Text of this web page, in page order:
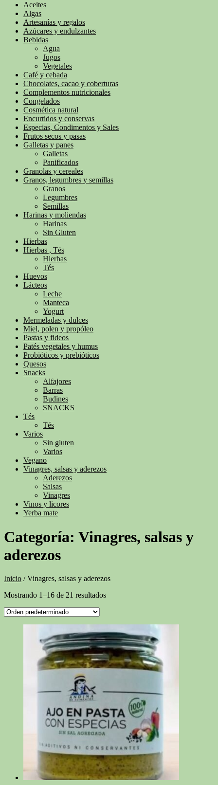
Aceites
Algas
Artesanías y regalos
Azúcares y endulzantes
Bebidas
Agua
Jugos
Vegetales
Café y cebada
Chocolates, cacao y coberturas
Complementos nutricionales
Congelados
Cosmética natural
Encurtidos y conservas
Especias, Condimentos y Sales
Frutos secos y pasas
Galletas y panes
Galletas
Panificados
Granolas y cereales
Granos, legumbres y semillas
Granos
Legumbres
Semillas
Harinas y moliendas
Harinas
Sin Gluten
Hierbas
Hierbas , Tés
Hierbas
Tés
Huevos
Lácteos
Leche
Manteca
Yogurt
Mermeladas y dulces
Miel, polen y propóleo
Pastas y fideos
Patés vegetales y humus
Probióticos y prebióticos
Quesos
Snacks
Alfajores
Barras
Budines
SNACKS
Tés
Tés
Varios
Sin gluten
Varios
Vegano
Vinagres, salsas y aderezos
Aderezos
Salsas
Vinagres
Vinos y licores
Yerba mate
Categoría: Vinagres, salsas y
aderezos
Inicio / Vinagres, salsas y aderezos
Mostrando 1–16 de 21 resultados